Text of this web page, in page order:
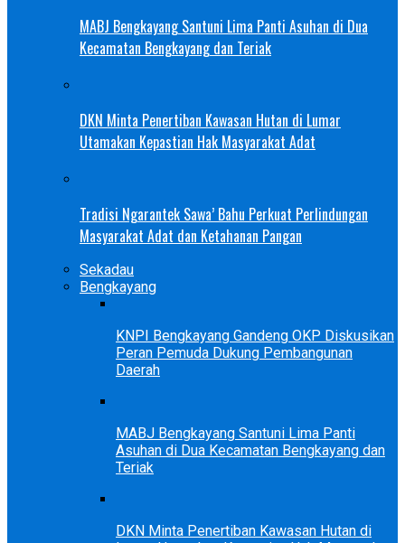
MABJ Bengkayang Santuni Lima Panti Asuhan di Dua
Kecamatan Bengkayang dan Teriak
DKN Minta Penertiban Kawasan Hutan di Lumar
Utamakan Kepastian Hak Masyarakat Adat
Tradisi Ngarantek Sawa’ Bahu Perkuat Perlindungan
Masyarakat Adat dan Ketahanan Pangan
Sekadau
Bengkayang
KNPI Bengkayang Gandeng OKP Diskusikan
Peran Pemuda Dukung Pembangunan
Daerah
MABJ Bengkayang Santuni Lima Panti
Asuhan di Dua Kecamatan Bengkayang dan
Teriak
DKN Minta Penertiban Kawasan Hutan di